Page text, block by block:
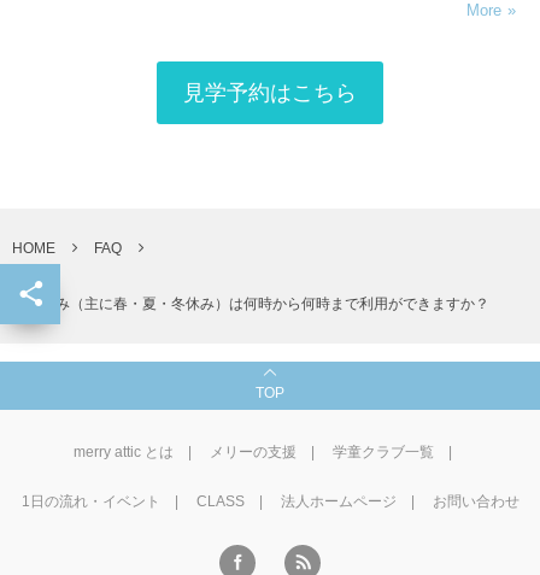
More
見学予約はこちら
HOME FAQ
長期休み（主に春・夏・冬休み）は何時から何時まで利用ができますか？
TOP
merry attic とは メリーの支援 学童クラブ一覧
1⽇の流れ・イベント CLASS 法人ホームページ お問い合わせ